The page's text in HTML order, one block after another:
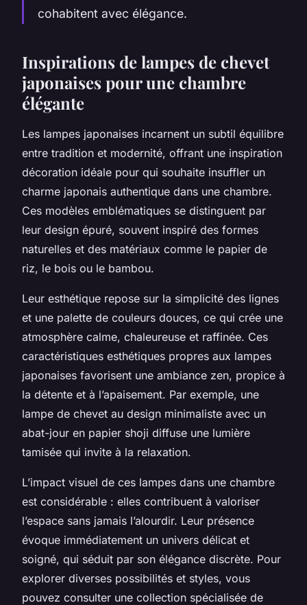
cohabitent avec élégance.
Inspirations de lampes de chevet
japonaises pour une chambre
élégante
Les lampes japonaises incarnent un subtil équilibre
entre tradition et modernité, offrant une inspiration
décoration idéale pour qui souhaite insuffler un
charme japonais authentique dans une chambre.
Ces modèles emblématiques se distinguent par
leur design épuré, souvent inspiré des formes
naturelles et des matériaux comme le papier de
riz, le bois ou le bambou.
Leur esthétique repose sur la simplicité des lignes
et une palette de couleurs douces, ce qui crée une
atmosphère calme, chaleureuse et raffinée. Ces
caractéristiques esthétiques propres aux lampes
japonaises favorisent une ambiance zen, propice à
la détente et à l’apaisement. Par exemple, une
lampe de chevet au design minimaliste avec un
abat-jour en papier shoji diffuse une lumière
tamisée qui invite à la relaxation.
L’impact visuel de ces lampes dans une chambre
est considérable : elles contribuent à valoriser
l’espace sans jamais l’alourdir. Leur présence
évoque immédiatement un univers délicat et
soigné, qui séduit par son élégance discrète. Pour
explorer diverses possibilités et styles, vous
pouvez consulter une collection spécialisée de